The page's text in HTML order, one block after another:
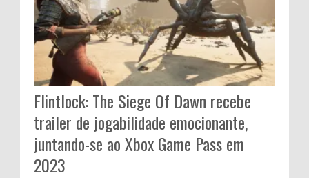
Flintlock: The Siege Of Dawn recebe
trailer de jogabilidade emocionante,
juntando-se ao Xbox Game Pass em
2023